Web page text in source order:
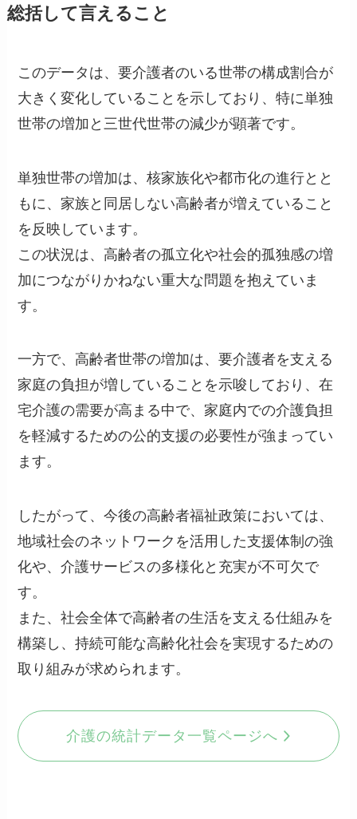
総括して言えること
このデータは、要介護者のいる世帯の構成割合が
大きく変化していることを示しており、特に単独
世帯の増加と三世代世帯の減少が顕著です。
単独世帯の増加は、核家族化や都市化の進行とと
もに、家族と同居しない高齢者が増えていること
を反映しています。
この状況は、高齢者の孤立化や社会的孤独感の増
加につながりかねない重大な問題を抱えていま
す。
一方で、高齢者世帯の増加は、要介護者を支える
家庭の負担が増していることを示唆しており、在
宅介護の需要が高まる中で、家庭内での介護負担
を軽減するための公的支援の必要性が強まってい
ます。
したがって、今後の高齢者福祉政策においては、
地域社会のネットワークを活用した支援体制の強
化や、介護サービスの多様化と充実が不可欠で
す。
また、社会全体で高齢者の生活を支える仕組みを
構築し、持続可能な高齢化社会を実現するための
取り組みが求められます。
介護の統計データ一覧ページへ